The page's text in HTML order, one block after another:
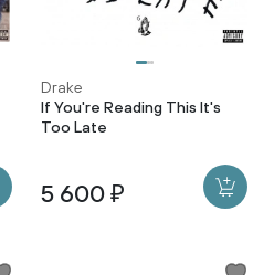
Drake
If You're Reading This It's
Too Late
5 600 ₽